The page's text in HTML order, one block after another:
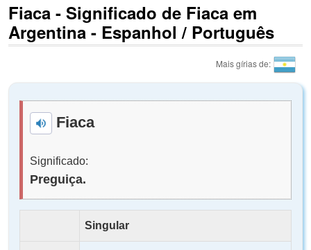
Fiaca - Significado de Fiaca em
Argentina - Espanhol / Português
Mais gírias de:
Fiaca
Significado:
Preguiça.
Singular